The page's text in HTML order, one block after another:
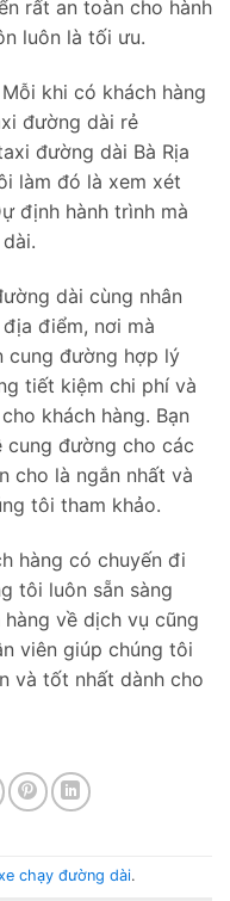
rất an toàn cho hành
luôn là tối ưu.
khi có khách hàng
đường dài rẻ
đường dài Bà Rịa
làm đó là xem xét
định hành trình mà
dài cùng nhân
điểm, nơi mà
cung đường hợp lý
tiết kiệm chi phí và
khách hàng. Bạn
đường cho các
cho là ngắn nhất và
tôi tham khảo.
hàng có chuyến đi
tôi luôn sẵn sàng
về dịch vụ cũng
viên giúp chúng tôi
và tốt nhất dành cho
chạy đường dài.